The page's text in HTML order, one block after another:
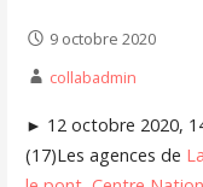
9 octobre 2020
collabadmin
► 12 octobre 2020,
(17)Les agences de